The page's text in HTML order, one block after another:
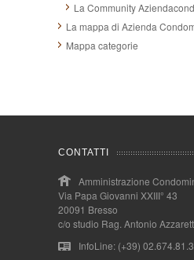
La Community
La mappa di Azienda
Mappa categorie
CONTATTI
Amministrazione
Via Papa Giovanni XXIII° 43
20091 Bresso
c/o studio Rag. Antonio
InfoLine: (+39)